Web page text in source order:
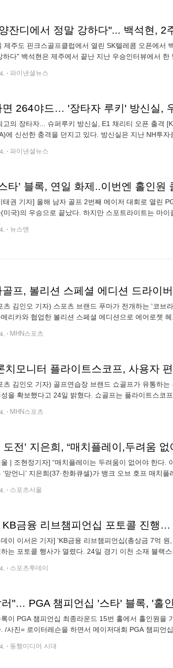
잔디에서 정말 강하다"... 백석현, 2
주도 핀크스골프클럽에서 열린 SK텔레콤 오픈에서 백석현이
하다" 백석현은 제주에서 끝난 지난 우승인터뷰에서
파이낸셜뉴스
면 264야드… '장타자 루키' 방신실,
타자... 슈퍼루키 방신실, E1 채리티 오픈 출격 [KLPGA 제공] 괴물 장타자 방신실(19·사진)이
에 신선한 충격을 던지고 있다. 방신실은 지난 NH투
파이낸셜뉴스
타’ 블록, 연일 화제..이번엔 홀인
태권 기자] 올해 남자 골프 2번째 메이저 대회로 열린
미국)의 우승으로 끝났다. 하지만 스포트라이트는 마
뉴스엔
골프, 볼리션 스페셜 에디션 드라이
츠 김인오 기자) 스포츠 브랜드 푸마가 전개하는 '코브
리카와 협업한 볼리션 스페셜 에디션으로 에어로젯
MHN스포츠
치모니터 플라이트스코프, 사용자
츠 김인오 기자) 골프연습장 브랜드 쇼골프가 유통하
성을 확보했다고 24일 밝혔다. 쇼골프는 플라이트스코
MHN스포츠
도전’ 지은희, “매치플레이,두려움
| 조현정기자] “매치플레이는 두려움이 없어야 한다.
‘맏언니’ 지은희(37·한화큐셀)가 뱅크 오브 호프 매치
스포츠서울
KB금융 리브챔피언십 포토콜 진행
이 이서은 기자] 'KB금융 리브챔피언십(총상금 7억
는 포토콜 행사가 열렸다. 24일 경기 이천 소재 블랙
스포츠투데이
"… PGA 챔피언십 '스타' 블록, '홀
이 PGA 챔피언십 최종라운드 15번 홀에서 홀인원
/사진= 로이터레슨을 하면서 메이저대회 PGA 챔피언
동행미디어 시대